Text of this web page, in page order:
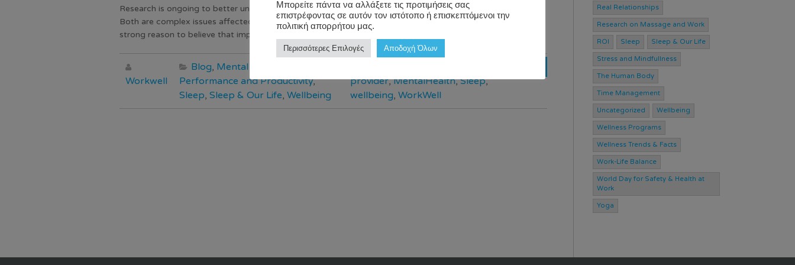
Research is ongoing to better understand the bidirectional relationship between mental health and sleep.
Both are complex issues affected by a multitude of factors, but, given their close association, there is
strong reason to believe that improving sleep can […]
Workwell
Blog, Mental Health
Performance and Productivity,
Sleep, Sleep & Our Life, Wellbeing
provider,MentalHealth,Sleep,
wellbeing, WorkWell
Real Relationships
Research on Massage and Work
ROI Sleep Sleep & Our Life
Stress and Mindfullness
The Human Body
Time Management
Uncategorized Wellbeing
Wellness Programs
Wellness Trends & Facts
Work-Life Balance
World Day for Safety & Health at
Work
Yoga
Μπορείτε πάντα να αλλάξετε τις προτιμήσεις σας
επιστρέφοντας σε αυτόν τον ιστότοπο ή επισκεπτόμενοι την
πολιτική απορρήτου μας.
Περισσότερες Επιλογές Αποδοχή Όλων